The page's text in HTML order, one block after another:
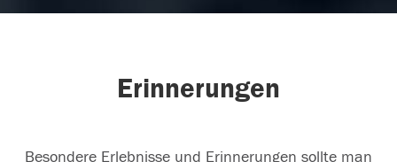
Erinnerungen
Besondere Erlebnisse und Erinnerungen sollte man